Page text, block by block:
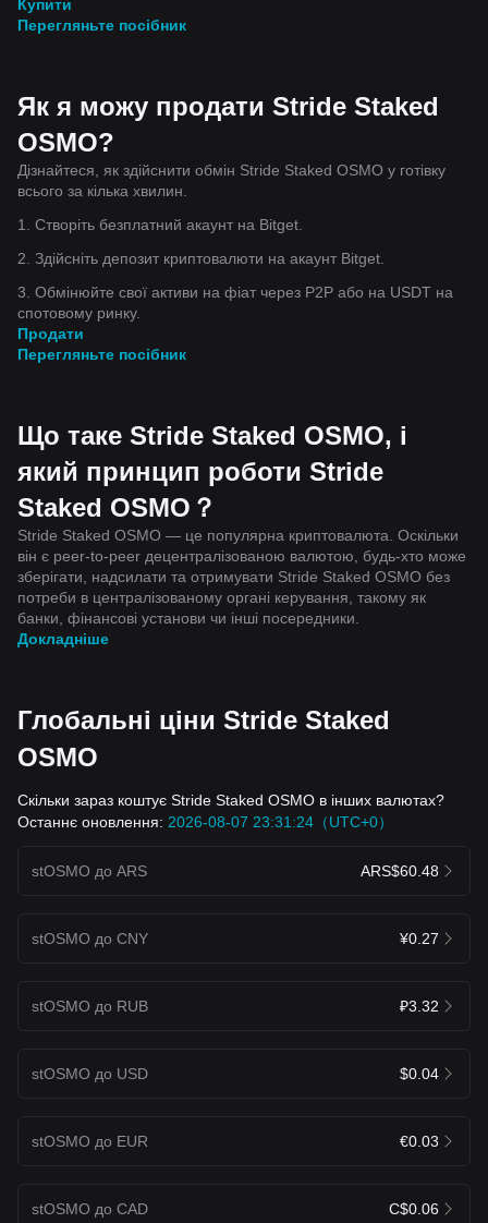
Купити
Перегляньте посібник
Як я можу продати Stride Staked
OSMO?
Дізнайтеся, як здійснити обмін Stride Staked OSMO у готівку
всього за кілька хвилин.
1. Створіть безплатний акаунт на Bitget.
2. Здійсніть депозит криптовалюти на акаунт Bitget.
3. Обмінюйте свої активи на фіат через P2P або на USDT на
спотовому ринку.
Продати
Перегляньте посібник
Що таке Stride Staked OSMO, і
який принцип роботи Stride
Staked OSMO？
Stride Staked OSMO — це популярна криптовалюта. Оскільки
він є peer-to-peer децентралізованою валютою, будь-хто може
зберігати, надсилати та отримувати Stride Staked OSMO без
потреби в централізованому органі керування, такому як
банки, фінансові установи чи інші посередники.
Докладніше
Глобальні ціни Stride Staked
OSMO
Скільки зараз коштує Stride Staked OSMO в інших валютах?
Останнє оновлення: 2026-08-07 23:31:24（UTC+0）
stOSMO до ARS ARS$60.48
stOSMO до CNY ¥0.27
stOSMO до RUB ₽3.32
stOSMO до USD $0.04
stOSMO до EUR €0.03
stOSMO до CAD C$0.06